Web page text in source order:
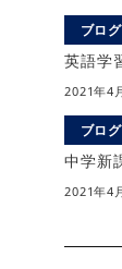
ブログ
英語学
2021年4
ブログ
中学新
2021年4